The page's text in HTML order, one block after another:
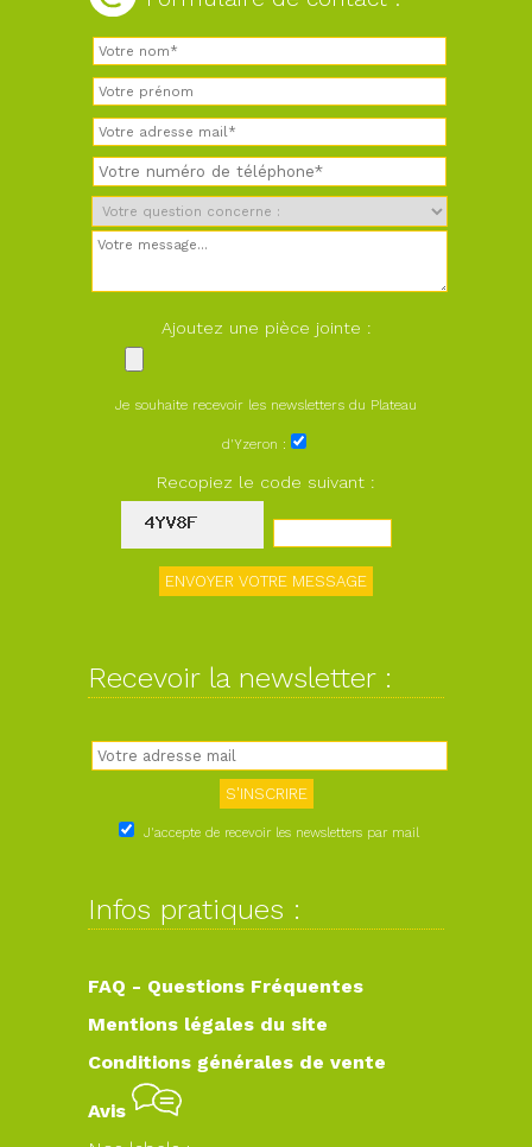
Ajoutez une pièce jointe :
Je souhaite recevoir les newsletters du Plateau
d'Yzeron :
Recopiez le code suivant :
Recevoir la newsletter :
J'accepte de recevoir les newsletters par mail
Infos pratiques :
FAQ - Questions Fréquentes
Mentions légales du site
Conditions générales de vente
Avis